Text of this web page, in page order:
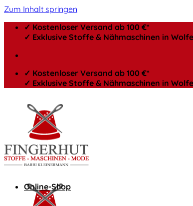
Zum Inhalt springen
✓ Kostenloser Versand ab 100 €*
✓ Exklusive Stoffe & Nähmaschinen in
✓ Kostenloser Versand ab 100 €*
✓ Exklusive Stoffe & Nähmaschinen in
Online-Shop